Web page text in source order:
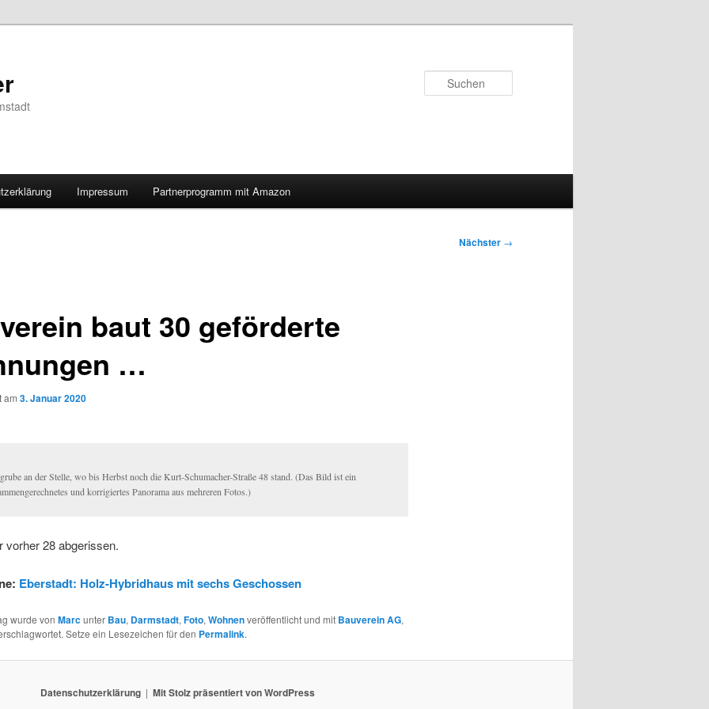
Impressum Partnerprogramm mit Amazon
Nächster →
baut 30 geförderte
…
am 3. Januar 2020
an der Stelle, wo bis Herbst noch die Kurt-Schumacher-Straße 48 stand. (Das Bild ist ein
und korrigiertes Panorama aus mehreren Fotos.)
28 abgerissen.
Eberstadt: Holz-Hybridhaus mit sechs Geschossen
wurde von Marcunter Bau, Darmstadt, Foto, Wohnenveröffentlicht und mit Bauverein AG,
Setze ein Lesezeichen für den Permalink.
Datenschutzerklärung Mit Stolz präsentiert von WordPress